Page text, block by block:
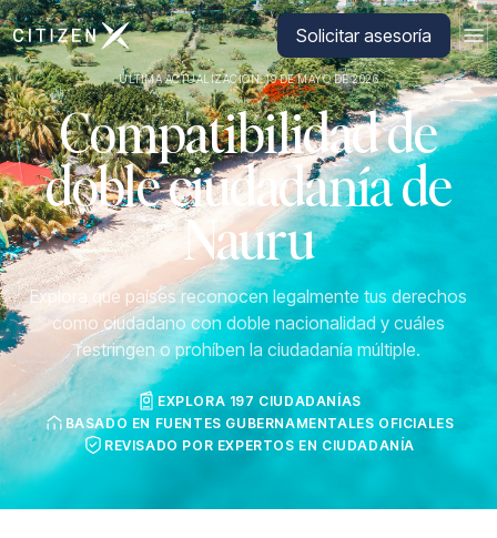
Ir a la página principal de CitizenX Solicitar asesoría
ÚLTIMA ACTUALIZACIÓN: 19 DE MAYO DE 2026
Compatibilidad de
doble ciudadanía de
Nauru
Explora qué países reconocen legalmente tus derechos
como ciudadano con doble nacionalidad y cuáles
restringen o prohíben la ciudadanía múltiple.
EXPLORA 197 CIUDADANÍAS
BASADO EN FUENTES GUBERNAMENTALES OFICIALES
REVISADO POR EXPERTOS EN CIUDADANÍA